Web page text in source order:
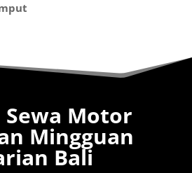
Sewa Motor
Mingguan
Bali